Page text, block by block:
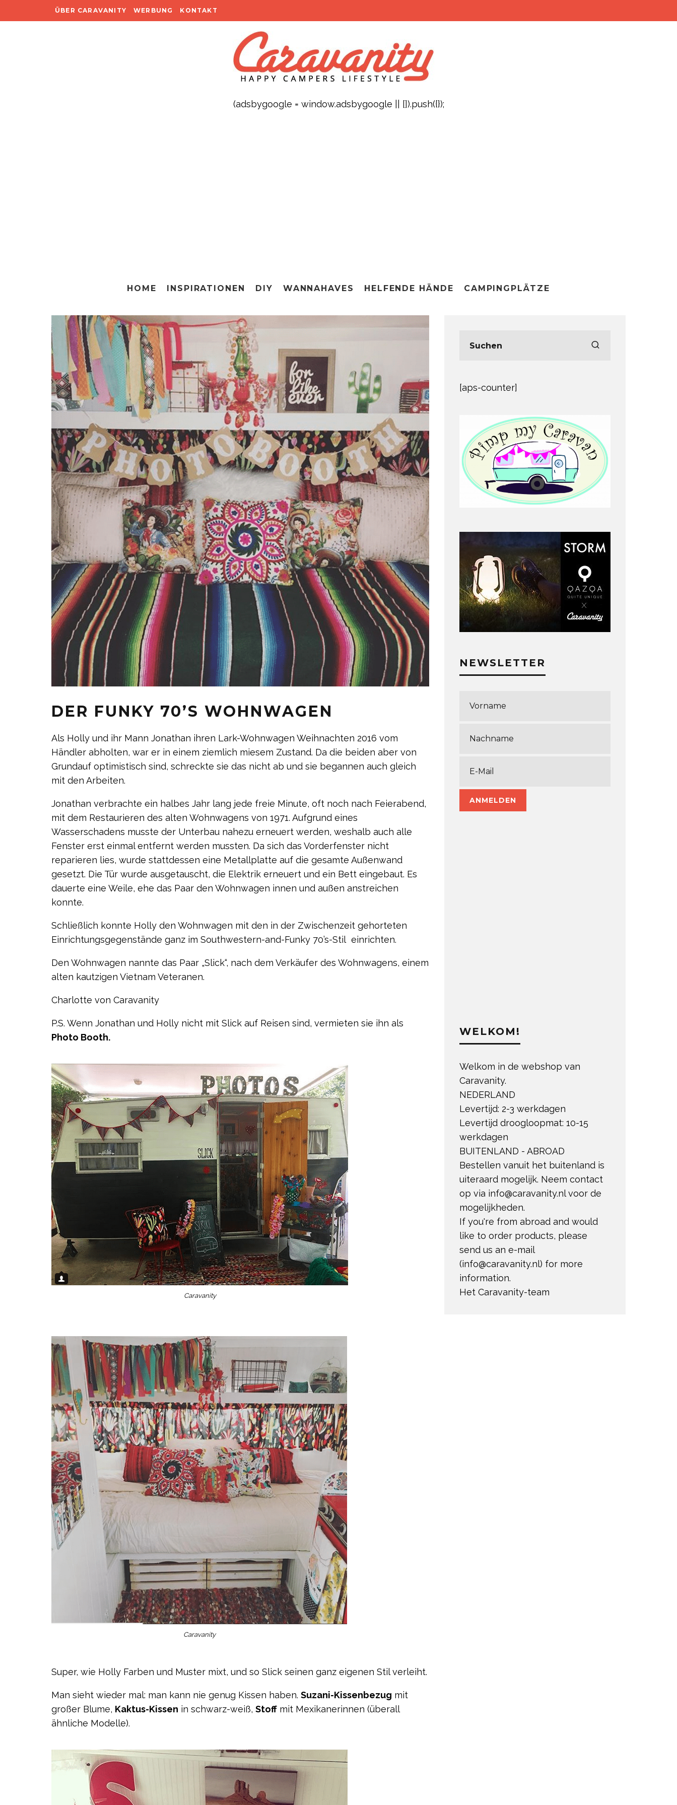
ÜBER CARAVANITY WERBUNG KONTAKT
(adsbygoogle = window.adsbygoogle || []).push({});
HOME INSPIRATIONEN DIY WANNAHAVES HELFENDE HÄNDE CAMPINGPLÄTZE
DER FUNKY 70’S WOHNWAGEN
Als Holly und ihr Mann Jonathan ihren Lark-Wohnwagen Weihnachten 2016 vom
Händler abholten, war er in einem ziemlich miesem Zustand. Da die beiden aber von
Grundauf optimistisch sind, schreckte sie das nicht ab und sie begannen auch gleich
mit den Arbeiten.
Jonathan verbrachte ein halbes Jahr lang jede freie Minute, oft noch nach Feierabend,
mit dem Restaurieren des alten Wohnwagens von 1971. Aufgrund eines
Wasserschadens musste der Unterbau nahezu erneuert werden, weshalb auch alle
Fenster erst einmal entfernt werden mussten. Da sich das Vorderfenster nicht
reparieren lies, wurde stattdessen eine Metallplatte auf die gesamte Außenwand
gesetzt. Die Tür wurde ausgetauscht, die Elektrik erneuert und ein Bett eingebaut. Es
dauerte eine Weile, ehe das Paar den Wohnwagen innen und außen anstreichen
konnte.
Schließlich konnte Holly den Wohnwagen mit den in der Zwischenzeit gehorteten
Einrichtungsgegenstände ganz im Southwestern-and-Funky 70’s-Stil einrichten.
Den Wohnwagen nannte das Paar „Slick“, nach dem Verkäufer des Wohnwagens, einem
alten kautzigen Vietnam Veteranen.
Charlotte von Caravanity
P.S. Wenn Jonathan und Holly nicht mit Slick auf Reisen sind, vermieten sie ihn als
Photo Booth.
Caravanity
Caravanity
Super, wie Holly Farben und Muster mixt, und so Slick seinen ganz eigenen Stil verleiht.
Man sieht wieder mal: man kann nie genug Kissen haben. Suzani-Kissenbezug mit
großer Blume, Kaktus-Kissen in schwarz-weiß, Stoff mit Mexikanerinnen (überall
ähnliche Modelle).
[aps-counter]
NEWSLETTER
WELKOM!
Welkom in de webshop van
Caravanity.
NEDERLAND
Levertijd: 2-3 werkdagen
Levertijd droogloopmat: 10-15
werkdagen
BUITENLAND - ABROAD
Bestellen vanuit het buitenland is
uiteraard mogelijk. Neem contact
op via info@caravanity.nlvoor de
mogelijkheden.
If you're from abroad and would
like to order products, please
send us an e-mail
(info@caravanity.nl) for more
information.
Het Caravanity-team